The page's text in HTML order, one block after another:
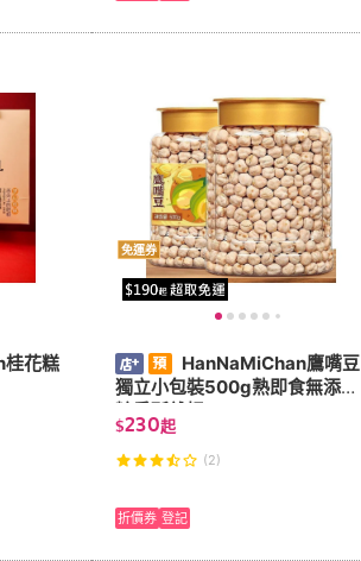
花糕
免運券
HanNaMiChan鷹嘴豆
獨立小包裝500g熟即食無添加
糖香酥雜糧
$230起
(2)
折價券 登記